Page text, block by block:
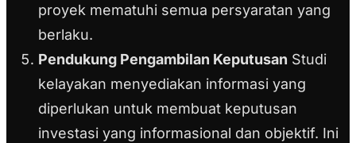
proyek mematuhi semua persyaratan yang
berlaku.
Pendukung Pengambilan Keputusan Studi
kelayakan menyediakan informasi yang
diperlukan untuk membuat keputusan
investasi yang informasional dan objektif. Ini